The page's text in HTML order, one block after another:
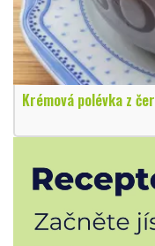
Krémová polévka z